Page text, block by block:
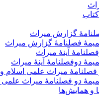
گزارش میراث
فصلنامۀ گزارش میراث
آینۀ میراث
دوفصلنامۀ آینۀ میراث
فصلنامۀ میراث علمی اسلام و
دو فصلنامۀ میراث علمی
و همایش‌ها